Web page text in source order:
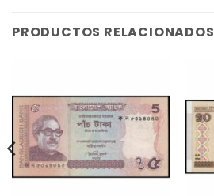
PRODUCTOS RELACIONADOS